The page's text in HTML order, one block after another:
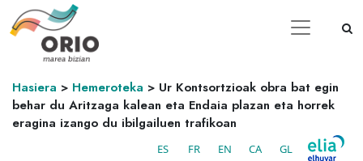
Hasiera > Hemeroteka > Ur Kontsortzioak obra bat egin
behar du Aritzaga kalean eta Endaia plazan eta horrek
eragina izango du ibilgailuen trafikoan
ES FR EN CA GL